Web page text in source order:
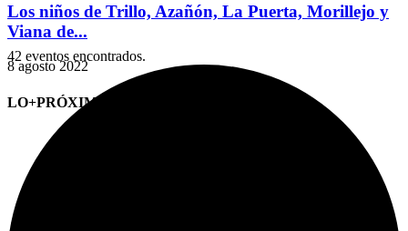
Los niños de Trillo, Azañón, La Puerta, Morillejo y
Viana de...
8 agosto 2022
LO+PRÓXIMO (CITAS)
42 eventos encontrados.